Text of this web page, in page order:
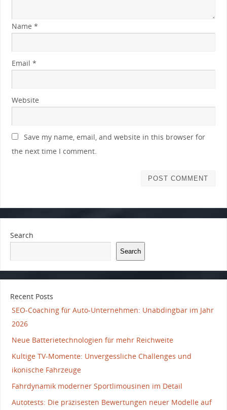
Name *
Email *
Website
Save my name, email, and website in this browser for
the next time I comment.
Search
Search
Recent Posts
SEO-Coaching für Auto-Unternehmen: Unabdingbar im Jahr
2026
Neue Batterietechnologien für mehr Reichweite
Kultige TV-Momente: Unvergessliche Challenges und
ikonische Fahrzeuge
Fahrdynamik moderner Sportlimousinen im Detail
Autotests: Die präzisesten Bewertungen neuer Modelle auf